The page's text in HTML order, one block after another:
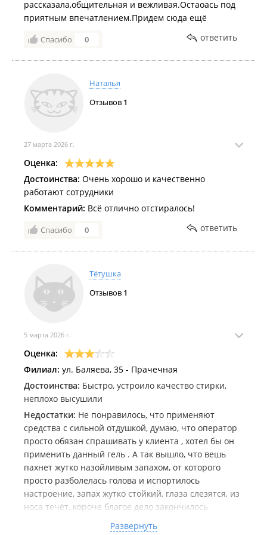
рассказала,общительная и вежливая.Остаоась под
приятным впечатлением.Придем сюда ещё
Спасибо 0 ответить
Наталья
Отзывов 1
27 марта 2026 г.
Оценка:
Достоинства: Очень хорошо и качественно
работают сотрудники
Комментарий: Всё отлично отстиралось!
Спасибо 0 ответить
Тётушка
Отзывов 1
5 марта 2026 г.
Оценка:
Филиал: ул. Баляева, 35 - Прачечная
Достоинства: Быстро, устроило качество стирки,
неплохо высушили
Недостатки: Не понравилось, что применяют
средства с сильной отдушкой, думаю, что оператор
просто обязан спрашивать у клиента , хотел бы он
применить данный гель . А так вышло, что вешь
пахнет жутко назойливым запахом, от которого
просто разболелась голова и испортилось
настроение, запах жутко стойкий, глаза слезятся, из
носа течёт, короче благое дело закончилось
Развернуть